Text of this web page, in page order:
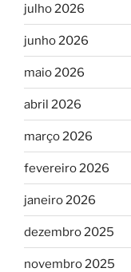
julho 2026
junho 2026
maio 2026
abril 2026
março 2026
fevereiro 2026
janeiro 2026
dezembro 2025
novembro 2025